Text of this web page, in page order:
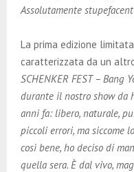
Assolutamente
La prima edizione
caratterizzata da un
SCHENKER FEST – Bang
durante il nostro show da
anni fa: libero, naturale,
piccoli errori, ma siccome
così bene, ho deciso di
quella sera. È dal vivo,